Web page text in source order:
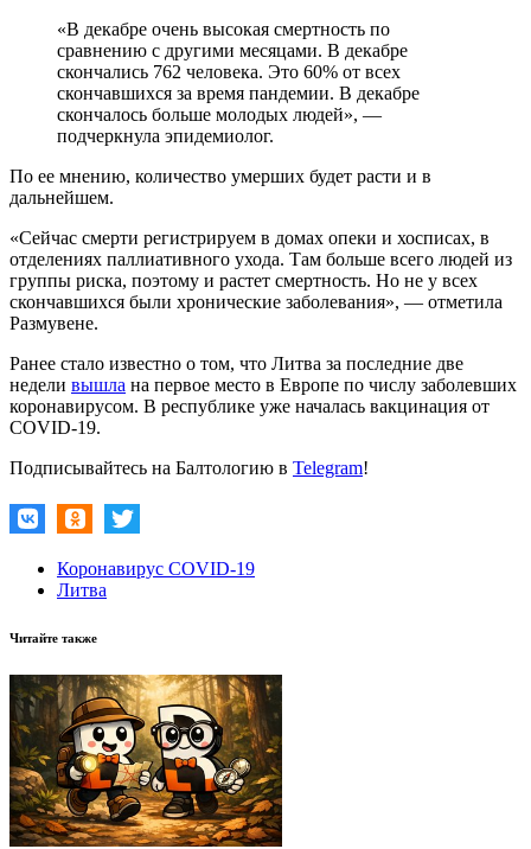
«В декабре очень высокая смертность по
сравнению с другими месяцами. В декабре
скончались 762 человека. Это 60% от всех
скончавшихся за время пандемии. В декабре
скончалось больше молодых людей», —
подчеркнула эпидемиолог.
По ее мнению, количество умерших будет расти и в
дальнейшем.
«Сейчас смерти регистрируем в домах опеки и хосписах, в
отделениях паллиативного ухода. Там больше всего людей из
группы риска, поэтому и растет смертность. Но не у всех
скончавшихся были хронические заболевания», — отметила
Размувене.
Ранее стало известно о том, что Литва за последние две
недели вышла на первое место в Европе по числу заболевших
коронавирусом. В республике уже началась вакцинация от
COVID-19.
Подписывайтесь на Балтологию в Telegram!
Коронавирус COVID-19
Литва
Читайте также